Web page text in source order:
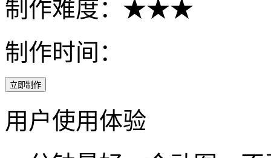
跳水皇后高敏动图制作